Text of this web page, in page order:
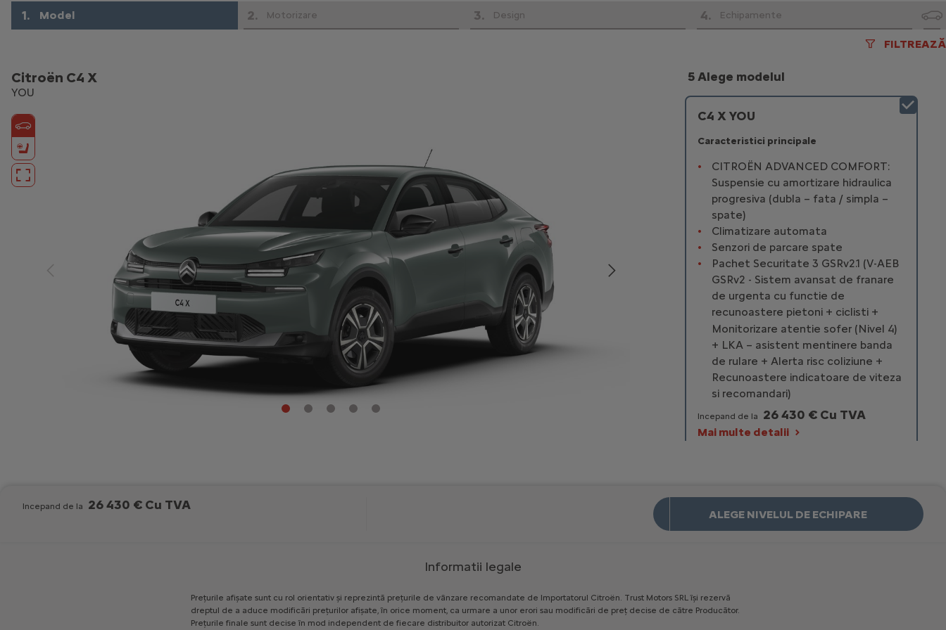
1. Model 2. Motorizare 3. Design 4. Echipamente
FILTREAZĂ
Citroën C4 X
YOU
5 Alege modelul
C4 X YOU
Caracteristici principale
CITROËN ADVANCED COMFORT:
Suspensie cu amortizare hidraulica
progresiva (dubla – fata / simpla –
spate)
Climatizare automata
Senzori de parcare spate
Pachet Securitate 3 GSRv2.1 (V-AEB
GSRv2 - Sistem avansat de franare
de urgenta cu functie de
recunoastere pietoni + ciclisti +
Monitorizare atentie sofer (Nivel 4)
+ LKA – asistent mentinere banda
de rulare + Alerta risc coliziune +
Recunoastere indicatoare de viteza
si recomandari)
Incepand de la 26 430 € Cu TVA
Mai multe detalii
Caracteristici principale
Pack City Camera AIO ( Senzori de
Incepand de la 26 430 € Cu TVA
ALEGE NIVELUL DE ECHIPARE
Informatii legale
Prețurile afișate sunt cu rol orientativ și reprezintă prețurile de vânzare recomandate de Importatorul Citroën. Trust Motors SRL îşi rezervă
dreptul de a aduce modificări prețurilor afișate, în orice moment, ca urmare a unor erori sau modificări de preț decise de către Producător.
Prețurile finale sunt decise în mod independent de fiecare distribuitor autorizat Citroën.